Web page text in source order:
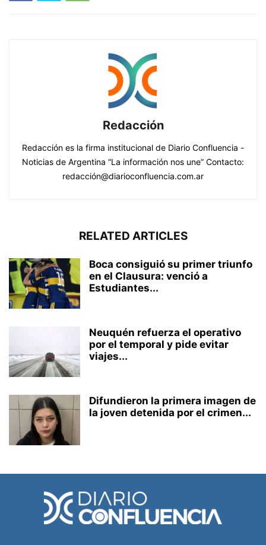
Redacción
Redacción es la firma institucional de Diario Confluencia -
Noticias de Argentina “La información nos une” Contacto:
redacción@diarioconfluencia.com.ar
RELATED ARTICLES
Boca consiguió su primer triunfo
en el Clausura: venció a
Estudiantes...
Neuquén refuerza el operativo
por el temporal y pide evitar
viajes...
Difundieron la primera imagen de
la joven detenida por el crimen...